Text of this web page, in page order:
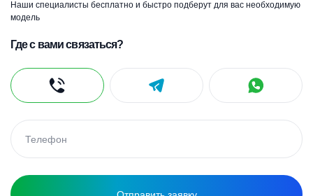
Наши специалисты бесплатно и быстро подберут для вас необходимую
модель
Где с вами связаться?